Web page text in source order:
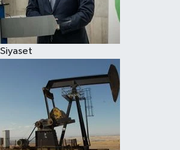
Siyaset
Spor
Çocuk
Eğitim
Hava Durumu